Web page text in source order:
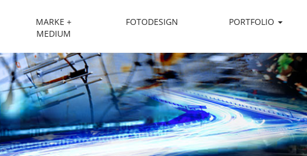
MARKE +
MEDIUM
FOTODESIGN PORTFOLIO